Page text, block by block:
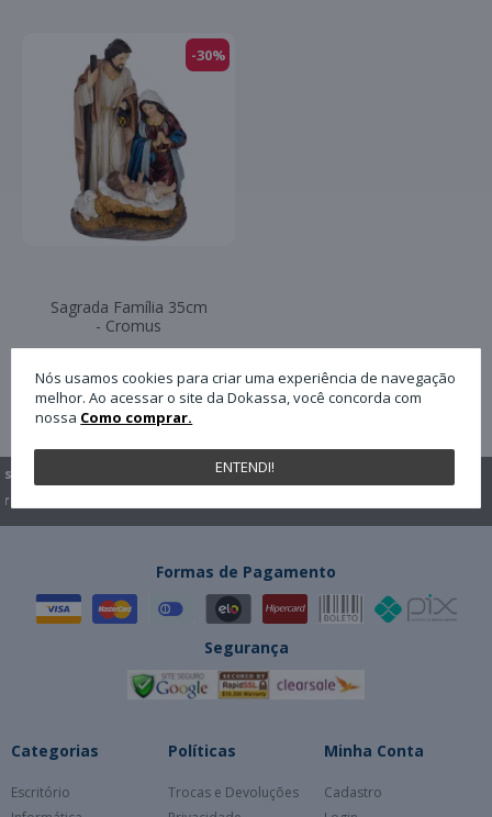
-30%
Sagrada Família 35cm
- Cromus
Exibindo de 1 a 3 do total de 3 (1 páginas)
Loja física,
Nós usamos cookies para criar uma experiência de navegação
melhor. Ao acessar o site da Dokassa, você concorda com
nossa Como comprar.
ENTENDI!
Formas de Pagamento
Segurança
Categorias
Escritório
Políticas
Trocas e Devoluções
Minha Conta
Cadastro